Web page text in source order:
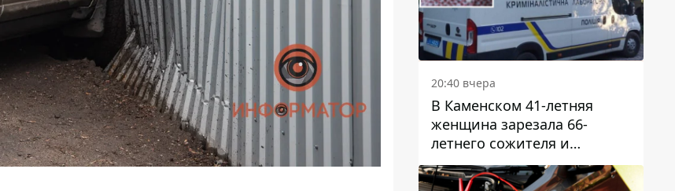
20:40 вчера
В Каменском 41-летняя
женщина зарезала 66-
летнего сожителя и
пыталась обмануть
полицейских